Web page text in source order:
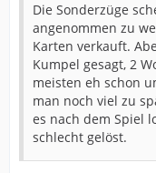
Die Sonderzüge
angenommen zu
Karten verkauft.
Kumpel gesagt, 2
meisten eh schon
man noch viel zu
es nach dem Spiel
schlecht gelöst.